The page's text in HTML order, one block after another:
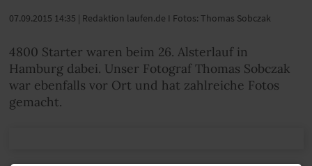
07.09.2015 14:35 | Redaktion laufen.de I Fotos: Thomas Sobczak
4800 Starter waren beim 26. Alsterlauf in
Hamburg dabei. Unser Fotograf Thomas Sobczak
war ebenfalls vor Ort und hat zahlreiche Fotos
gemacht.